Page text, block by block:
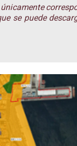
se puede